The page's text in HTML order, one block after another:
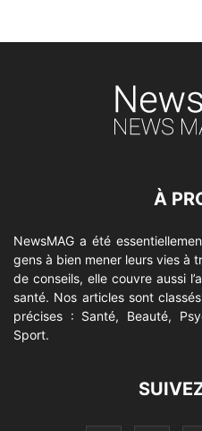
À
NewsMAG a été
gens à bien mener leurs vies à
de conseils, elle couvre aussi
santé. Nos articles sont
précises : Santé, Beauté,
Sport.